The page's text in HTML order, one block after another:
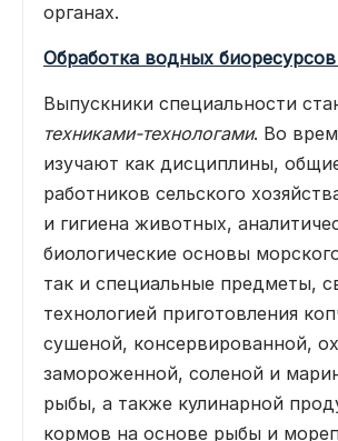
органах.
Обработка водных биоресурсов
Выпускники специальности
техниками-технологами. Во
изучают как дисциплины,
работников сельского
и гигиена животных,
биологические основы
так и специальные предметы,
технологией приготовления
сушеной, консервированной,
замороженной, соленой и
рыбы, а также кулинарной
кормов на основе рыбы и